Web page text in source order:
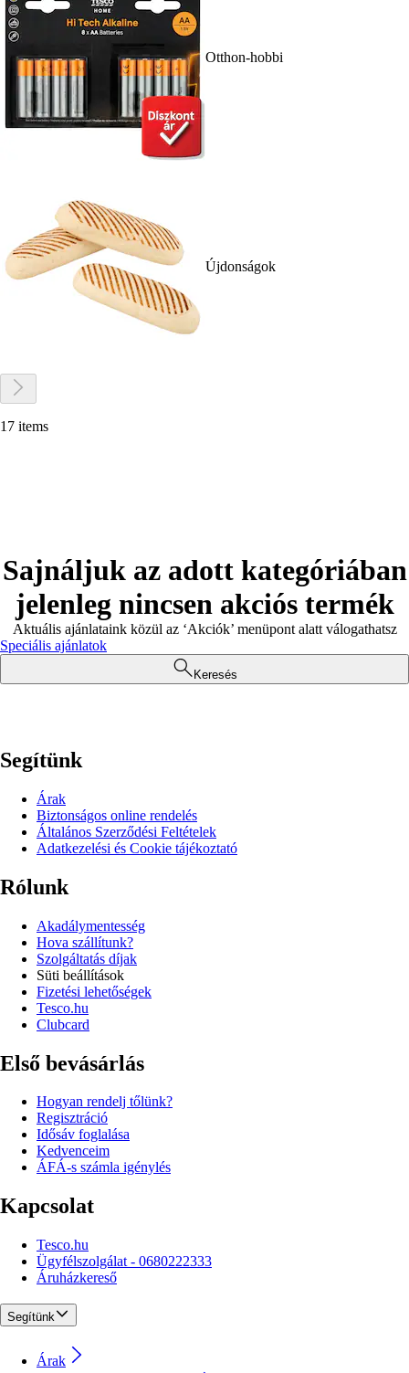
Otthon-hobbi
Újdonságok
17 items
Sajnáljuk az adott kategóriában
jelenleg nincsen akciós termék
Aktuális ajánlataink közül az ‘Akciók’ menüpont alatt válogathatsz
Speciális ajánlatok
Keresés
Segítünk
Árak
Biztonságos online rendelés
Általános Szerződési Feltételek
Adatkezelési és Cookie tájékoztató
Rólunk
Akadálymentesség
Hova szállítunk?
Szolgáltatás díjak
Süti beállítások
Fizetési lehetőségek
Tesco.hu
Clubcard
Első bevásárlás
Hogyan rendelj tőlünk?
Regisztráció
Idősáv foglalása
Kedvenceim
ÁFÁ-s számla igénylés
Kapcsolat
Tesco.hu
Ügyfélszolgálat - 0680222333
Áruházkereső
Segítünk
Árak